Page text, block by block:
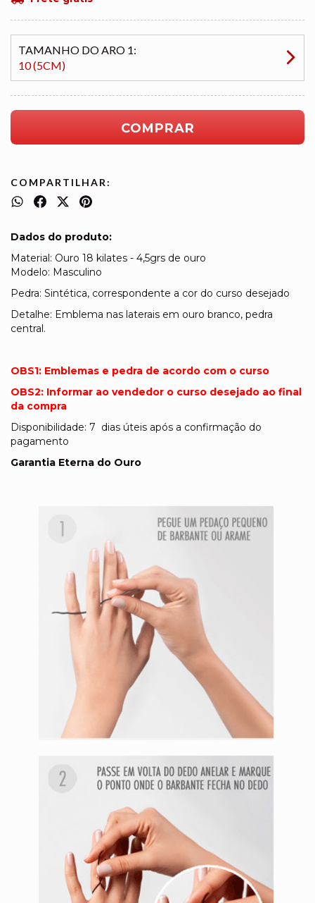
TAMANHO DO ARO 1:
10 (5CM)
COMPARTILHAR:
Dados do produto:
Material: Ouro 18 kilates - 4,5grs de ouro
Modelo: Masculino
Pedra: Sintética, correspondente a cor do curso desejado
Detalhe: Emblema nas laterais em ouro branco, pedra
central.
OBS1: Emblemas e pedra de acordo com o curso
OBS2: Informar ao vendedor o curso desejado ao final
da compra
Disponibilidade: 7 dias úteis após a confirmação do
pagamento
Garantia Eterna do Ouro